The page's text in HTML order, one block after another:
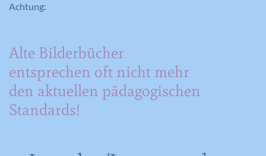
Achtung:
Alte Bilderbücher
entsprechen oft nicht mehr
den aktuellen pädagogischen
Standards!